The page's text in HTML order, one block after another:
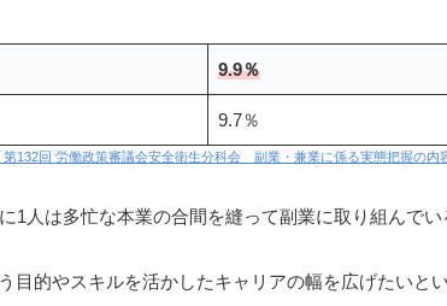
9.9％
9.7％
132回 労働政策審議会安全衛生分科会 副業・兼業に係る実態把握の内
1人は多忙な本業の合間を縫って副業に取り組んでい
目的やスキルを活かしたキャリアの幅を広げたいと